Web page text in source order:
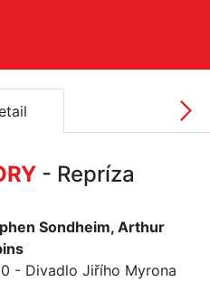
- Repríza
Sondheim, Arthur
- Divadlo Jiřího Myrona